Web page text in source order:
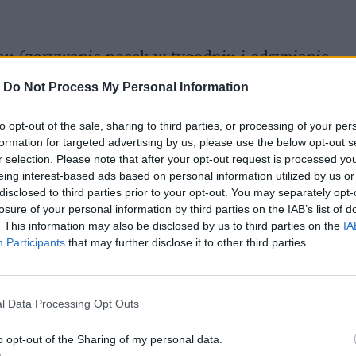
Do Not Process My Personal Information
opt-out of the sale, sharing to third parties, or processing of your
for targeted advertising by us, please use the below opt-out
selection. Please note that after your opt-out request is processed
interest-based ads based on personal information utilized by us
to third parties prior to your opt-out. You may separately
of your personal information by third parties on the IAB’s list of
This information may also be disclosed by us to third parties on the
Participants that may further disclose it to other third parties.
Data Processing Opt Outs
opt-out of the Sharing of my personal data.
(zarywanie nocek w tygodniu i odsypianie
dnia, ekspozycja na światło niebieskie
przed komputerem czy smartfonem), a
warto zmienić ten styl życia i
i odświeżenie. To odpoczynek dla
uwzględnieniem mózgu i centralnego
do utrwalenia świeżo nabytych informacji.
na następny dzień. W przypadku
sprawą intensywnie wydzielanego